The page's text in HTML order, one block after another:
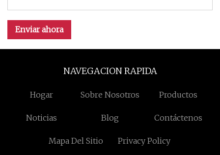
Enviar ahora
NAVEGACION RAPIDA
Hogar Sobre Nosotros Productos
Noticias Blog Contáctenos
Mapa Del Sitio Privacy Policy